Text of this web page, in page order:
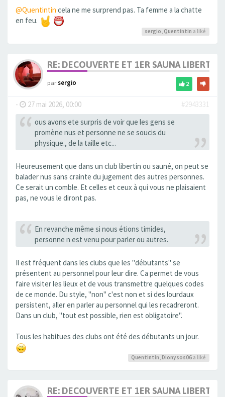
@Quentintin cela ne me surprend pas. Ta femme a la chatte
en feu.
sergio, Quentintin a liké
RE: DECOUVERTE ET 1ER SAUNA LIBERTIN
parsergio 2
- 27 mai 2026, 00:00
#2943331
ous avons ete surpris de voir que les gens se
promène nus et personne ne se soucis du
physique., de la taille etc...
Heureusement que dans un club libertin ou sauné, on peut se
balader nus sans crainte du jugement des autres personnes.
Ce serait un comble. Et celles et ceux à qui vous ne plaisaient
pas, ne vous le diront pas.
En revanche même si nous étions timides,
personne n est venu pour parler ou autres.
Il est fréquent dans les clubs que les "débutants" se
présentent au personnel pour leur dire. Ca permet de vous
faire visiter les lieux et de vous transmettre quelques codes
de ce monde. Du style, "non" c'est non et si des lourdaux
persistent, aller en parler au personnel qui les recadreront.
Dans un club, "tout est possible, rien est obligatoire".
Tous les habitues des clubs ont été des débutants un jour.
Quentintin, Dionysos06 a liké
RE: DECOUVERTE ET 1ER SAUNA LIBERTIN